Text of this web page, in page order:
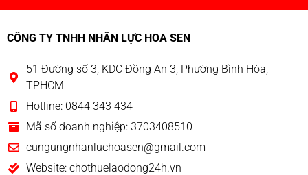
CÔNG TY TNHH NHÂN LỰC HOA SEN
51 Đường số 3, KDC Đồng An 3, Phường Bình Hòa,
TPHCM
Hotline: 0844 343 434
Mã số doanh nghiệp: 3703408510
cungungnhanluchoasen@gmail.com
Website: chothuelaodong24h.vn